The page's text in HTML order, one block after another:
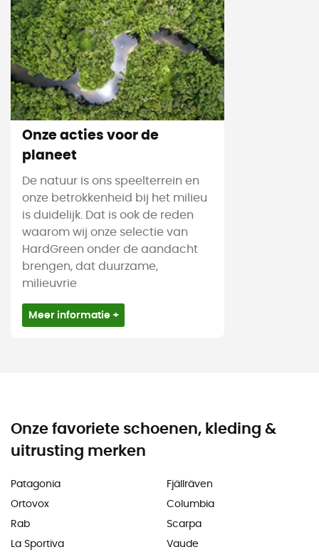
Onze acties voor de
planeet
De natuur is ons speelterrein en
onze betrokkenheid bij het milieu
is duidelijk. Dat is ook de reden
waarom wij onze selectie van
HardGreen onder de aandacht
brengen, dat duurzame,
milieuvrie
Meer informatie +
Onze favoriete schoenen, kleding &
uitrusting merken
Patagonia
Ortovox
Rab
La Sportiva
Fjällräven
Columbia
Scarpa
Vaude